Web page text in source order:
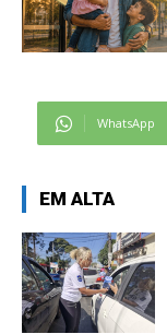
WhatsApp
EM ALTA